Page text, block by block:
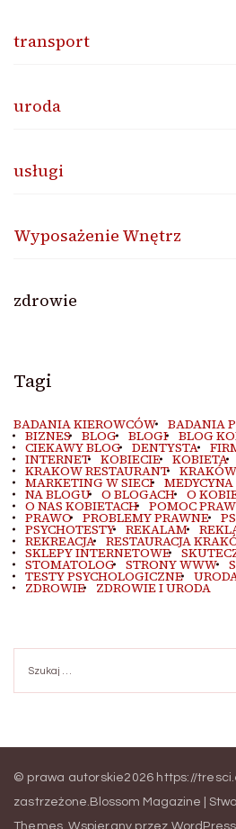
transport
uroda
usługi
Wyposażenie Wnętrz
zdrowie
Tagi
BADANIA KIEROWCÓW BADANIA
BIZNES BLOG BLOGI BLOG
CIEKAWY BLOG DENTYSTA
INTERNET KOBIECIE KOBIETA
KRAKOW RESTAURANT KRAKÓW
MARKETING W SIECI
NA BLOGU O BLOGACH O
O NAS KOBIETACH POMOC
PRAWO PROBLEMY PRAWNE
PSYCHOTESTY REKALAM
REKREACJA RESTAURACJA
SKLEPY INTERNETOWE
STOMATOLOG STRONY WWW
TESTY PSYCHOLOGICZNE
ZDROWIE ZDROWIE I URODA
© prawa autorskie2026 https://
zastrzeżone.Blossom Magazine |
Themes Wspierany przez WordPress